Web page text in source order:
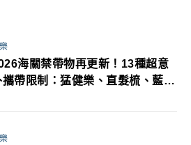
海關禁帶物再更新！13種超意
攜帶限制：猛健樂、直髮梳、藍牙
！注意事項一次看！